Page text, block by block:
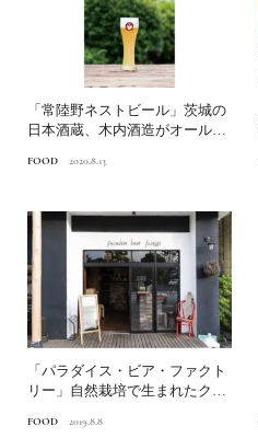
「常陸野ネストビール」茨城の
日本酒蔵、木内酒造がオール地
FOOD 2020.8.13
「パラダイス・ビア・ファクト
リー」自然栽培で生まれたクラ
FOOD 2019.8.8